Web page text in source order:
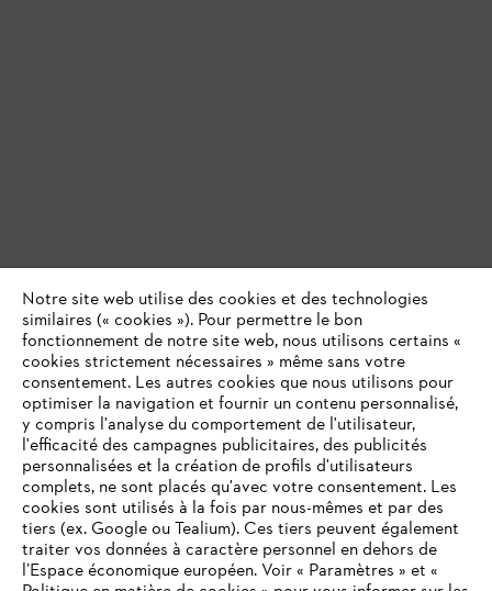
Notre site web utilise des cookies et des technologies
similaires (« cookies »). Pour permettre le bon
fonctionnement de notre site web, nous utilisons certains «
cookies strictement nécessaires » même sans votre
consentement. Les autres cookies que nous utilisons pour
optimiser la navigation et fournir un contenu personnalisé,
y compris l'analyse du comportement de l'utilisateur,
l'efficacité des campagnes publicitaires, des publicités
personnalisées et la création de profils d'utilisateurs
complets, ne sont placés qu'avec votre consentement. Les
cookies sont utilisés à la fois par nous-mêmes et par des
tiers (ex. Google ou Tealium). Ces tiers peuvent également
traiter vos données à caractère personnel en dehors de
l’Espace économique européen. Voir « Paramètres » et «